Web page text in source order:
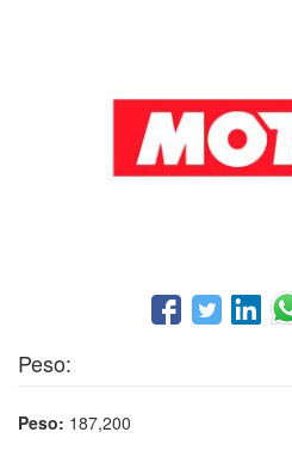
Peso:
Peso: 187,200